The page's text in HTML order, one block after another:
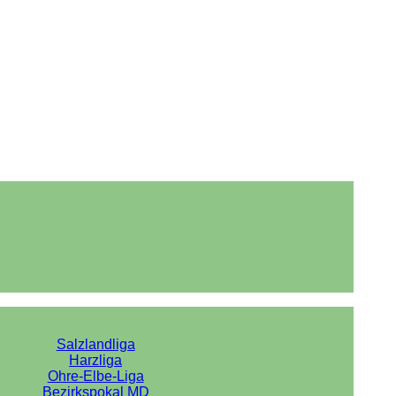
Salzlandliga
Harzliga
Ohre-Elbe-Liga
Bezirkspokal MD